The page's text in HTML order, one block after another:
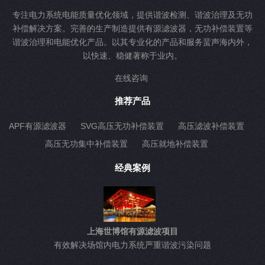
专注电力系统电能质量优化领域，提供谐波检测、谐波治理及无功
补偿解决方案。完善的生产制造提供有源滤波器，无功补偿装置等
谐波治理和电能优化产品。以其专业化的产品和服务蜚声海内外，
以快速、稳健著称于业内。
在线咨询
推荐产品
APF有源滤波器 SVG高压无功补偿装置
高压滤波补偿装置
高压无功集中补偿装置
高压就地补偿装置
经典案例
上海世博馆有源滤波项目
有效解决场馆内电力系统严重谐波污染问题